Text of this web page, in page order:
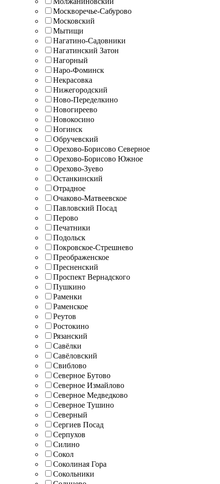
Москворечье-Сабурово
Московский
Мытищи
Нагатино-Садовники
Нагатинский Затон
Нагорный
Наро-Фоминск
Некрасовка
Нижегородский
Ново-Переделкино
Новогиреево
Новокосино
Ногинск
Обручевский
Орехово-Борисово Северное
Орехово-Борисово Южное
Орехово-Зуево
Останкинский
Отрадное
Очаково-Матвеевское
Павловский Посад
Перово
Печатники
Подольск
Покровское-Стрешнево
Преображенское
Пресненский
Проспект Вернадского
Пушкино
Раменки
Раменское
Реутов
Ростокино
Рязанский
Савёлки
Савёловский
Свиблово
Северное Бутово
Северное Измайлово
Северное Медведково
Северное Тушино
Северный
Сергиев Посад
Серпухов
Силино
Сокол
Соколиная Гора
Сокольники